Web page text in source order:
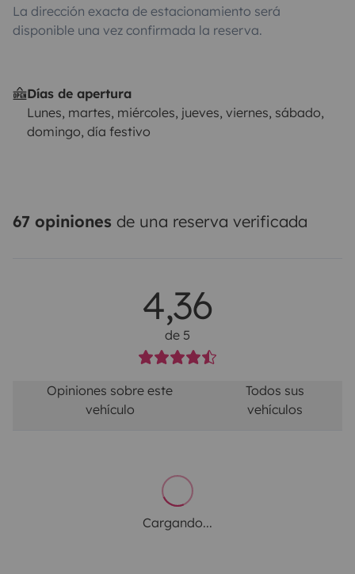
La dirección exacta de estacionamiento será
disponible una vez confirmada la reserva.
Días de apertura
Lunes, martes, miércoles, jueves, viernes, sábado,
domingo, día festivo
67 opiniones de una reserva verificada
4,36
de 5
Opiniones sobre este
vehículo
Todos sus
vehículos
Cargando...